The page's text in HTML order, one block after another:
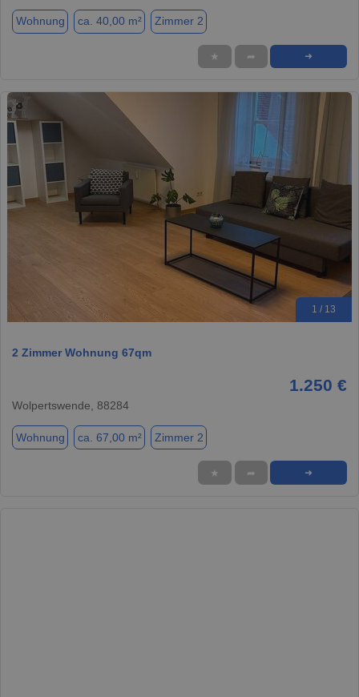
Wohnung ca. 40,00 m² Zimmer 2
★ ➦ ➜
1 / 13
2 Zimmer Wohnung 67qm
1.250 €
Wolpertswende, 88284
Wohnung ca. 67,00 m² Zimmer 2
★ ➦ ➜